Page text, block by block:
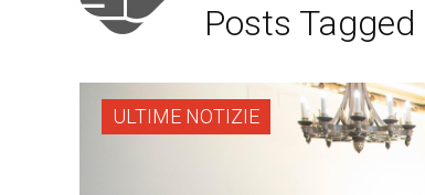
Posts Tagged
ULTIME NOTIZIE